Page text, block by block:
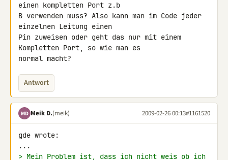
einen kompletten Port z.b
B verwenden muss? Also kann man im Code jeder
einzelnen Leitung einen
Pin zuweisen oder geht das nur mit einem
Kompletten Port, so wie man es
normal macht?
Antwort
MD Meik D.(meik) 2009-02-26 00:13#1161520
gde wrote:
> Mein Problem ist, dass ich nicht weis ob ich